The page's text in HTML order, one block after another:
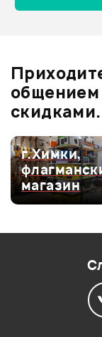
Оценка5
Оценка4
Оценка3
общением
скидками.
г.Химки,
магазин